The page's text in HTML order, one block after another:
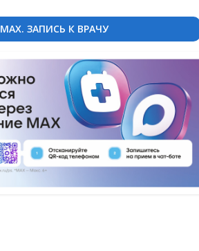
MAX. ЗАПИСЬ К ВРАЧУ